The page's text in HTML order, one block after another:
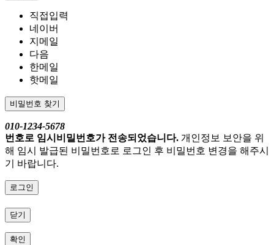
직접입력
네이버
지메일
다음
한메일
핫메일
비밀번호 찾기
010-1234-5678
번호로 임시비밀번호가 전송되었습니다. 개인정보 보안을 위
해 임시 발급된 비밀번호로 로그인 후 비밀번호 변경을 해주시
기 바랍니다.
로그인
닫기
확인